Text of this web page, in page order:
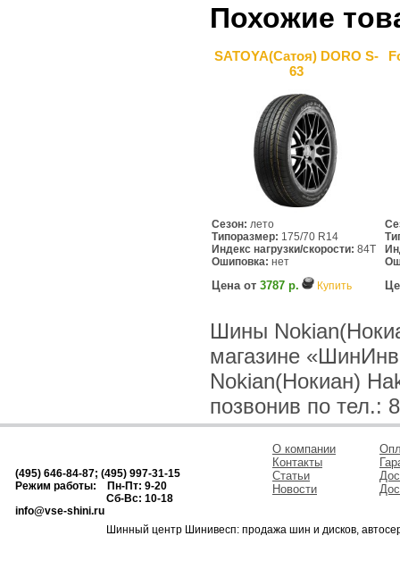
Похожие
SATOYA(Сатоя) DORO S-
63
Сезон: лето
Типоразмер: 175/70 R14
Индекс нагрузки/скорости: 84T
Ошиповка: нет
Цена от 3787 р. Купить
Шины
магазине
Nokian(Нокиан)
позвонив по тел.:
(495) 646-84-87; (495) 997-31-15
Режим работы: Пн-Пт: 9-20
Сб-Вс: 10-18
info@vse-shini.ru
О компании
Контакты
Статьи
Новости
Шинный центр Шинивесп: продажа шин и дисков,